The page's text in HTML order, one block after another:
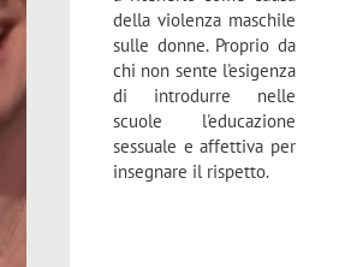
della violenza maschile
sulle donne. Proprio da
chi non sente l'esigenza
di introdurre nelle
scuole l'educazione
sessuale e affettiva per
insegnare il rispetto.